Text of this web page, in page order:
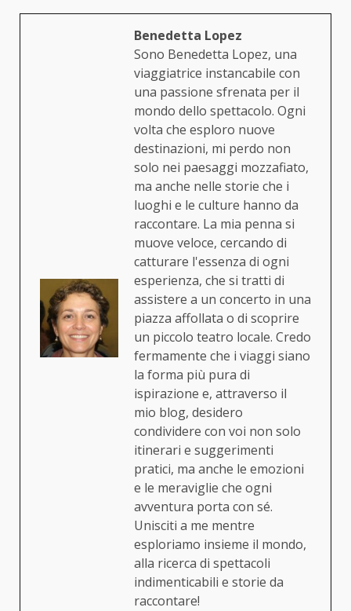
Benedetta Lopez
Sono Benedetta Lopez, una
viaggiatrice instancabile con
una passione sfrenata per il
mondo dello spettacolo. Ogni
volta che esploro nuove
destinazioni, mi perdo non
solo nei paesaggi mozzafiato,
ma anche nelle storie che i
luoghi e le culture hanno da
raccontare. La mia penna si
muove veloce, cercando di
catturare l'essenza di ogni
esperienza, che si tratti di
assistere a un concerto in una
piazza affollata o di scoprire
un piccolo teatro locale. Credo
fermamente che i viaggi siano
la forma più pura di
ispirazione e, attraverso il
mio blog, desidero
condividere con voi non solo
itinerari e suggerimenti
pratici, ma anche le emozioni
e le meraviglie che ogni
avventura porta con sé.
Unisciti a me mentre
esploriamo insieme il mondo,
alla ricerca di spettacoli
indimenticabili e storie da
raccontare!